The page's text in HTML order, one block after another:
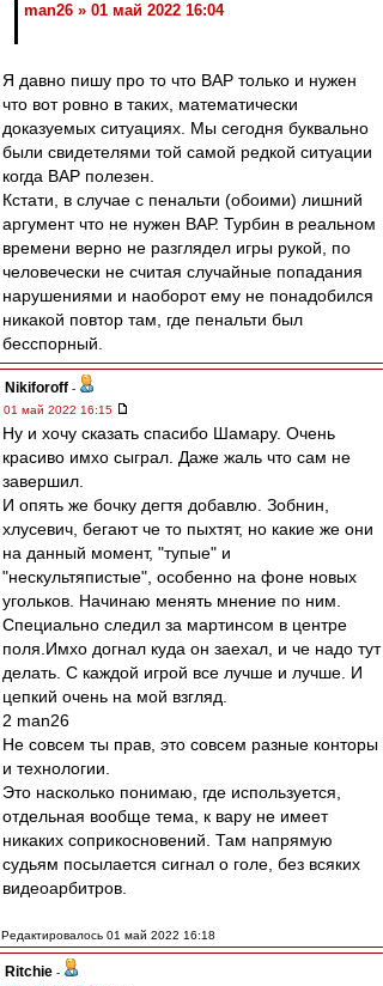
man26 » 01 май 2022 16:04
Я давно пишу про то что ВАР только и нужен
что вот ровно в таких, математически
доказуемых ситуациях. Мы сегодня буквально
были свидетелями той самой редкой ситуации
когда ВАР полезен.
Кстати, в случае с пенальти (обоими) лишний
аргумент что не нужен ВАР. Турбин в реальном
времени верно не разглядел игры рукой, по
человечески не считая случайные попадания
нарушениями и наоборот ему не понадобился
никакой повтор там, где пенальти был
бесспорный.
Nikiforoff -
01 май 2022 16:15
Ну и хочу сказать спасибо Шамару. Очень
красиво имхо сыграл. Даже жаль что сам не
завершил.
И опять же бочку дегтя добавлю. Зобнин,
хлусевич, бегают че то пыхтят, но какие же они
на данный момент, "тупые" и
"нескультяпистые", особенно на фоне новых
угольков. Начинаю менять мнение по ним.
Специально следил за мартинсом в центре
поля.Имхо догнал куда он заехал, и че надо тут
делать. С каждой игрой все лучше и лучше. И
цепкий очень на мой взгляд.
2 man26
Не совсем ты прав, это совсем разные конторы
и технологии.
Это насколько понимаю, где используется,
отдельная вообще тема, к вару не имеет
никаких соприкосновений. Там напрямую
судьям посылается сигнал о голе, без всяких
видеоарбитров.
Редактировалось 01 май 2022 16:18
Ritchie -